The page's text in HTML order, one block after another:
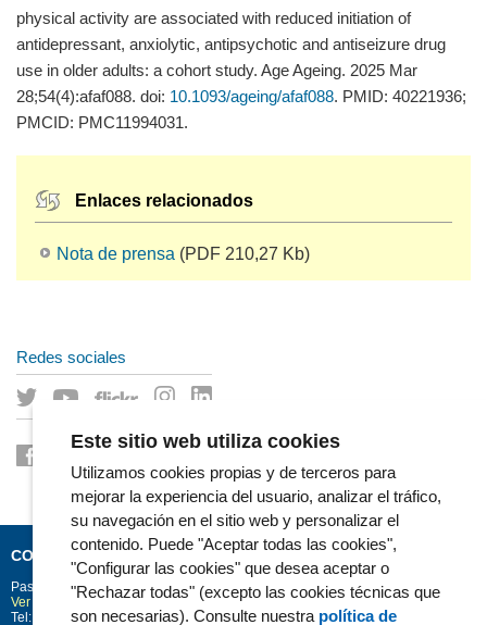
physical activity are associated with reduced initiation of
antidepressant, anxiolytic, antipsychotic and antiseizure drug
use in older adults: a cohort study. Age Ageing. 2025 Mar
28;54(4):afaf088. doi: 10.1093/ageing/afaf088. PMID: 40221936;
PMCID: PMC11994031.
Enlaces relacionados
Nota de prensa (PDF 210,27 Kb)
Redes sociales
CONTACTO
Passeig Marítim 25-29 Barcelona 08003
Ver la situación en Google Maps
Tel: 93 248 30 00 · Fax: 93 248 32 54
Este sitio web utiliza cookies
Utilizamos cookies propias y de terceros para
mejorar la experiencia del usuario, analizar el tráfico,
su navegación en el sitio web y personalizar el
contenido. Puede "Aceptar todas las cookies",
"Configurar las cookies" que desea aceptar o
"Rechazar todas" (excepto las cookies técnicas que
son necesarias). Consulte nuestra política de